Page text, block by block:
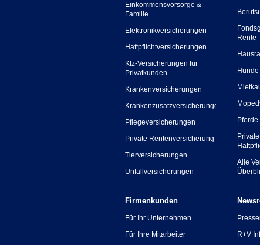
Einkommensvorsorge &
Familie
Elektronikversicherungen
Haftpflichtversicherungen
Kfz-Versicherungen für
Privatkunden
Krankenversicherungen
Krankenzusatzversicherungen
Pflegeversicherungen
Private Rentenversicherung
Tierversicherungen
Unfallversicherungen
Rente
Private
Alle
Firmenkunden
Für Ihr Unternehmen
Für Ihre Mitarbeiter
R+V